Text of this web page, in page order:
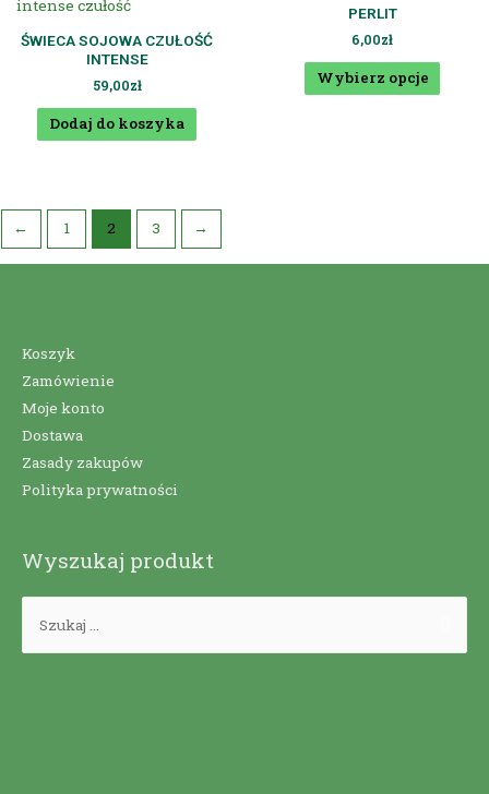
ŚWIECA SOJOWA CZUŁOŚĆ
INTENSE
59,00zł
Dodaj do koszyka
PERLIT
6,00zł
Wybierz opcje
← 1 2 3 →
Koszyk
Zamówienie
Moje konto
Dostawa
Zasady zakupów
Polityka prywatności
Wyszukaj produkt